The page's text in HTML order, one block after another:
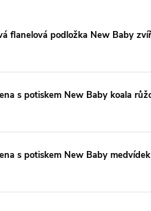
flanelová podložka New Baby
s potiskem New Baby koala
s potiskem New Baby medvídek